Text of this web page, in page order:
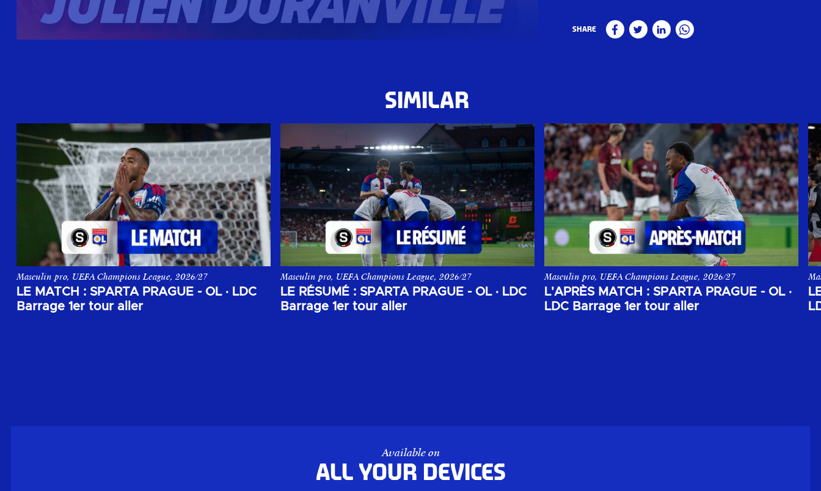
Share FacebookTwitterLinkedinWhatsApp
SIMILAR
LE MATCH : SPARTA PRAGUE - OL· LDC
Barrage 1er tour aller
Masculin pro, UEFA Champions League, 2026/27
Le match aller du 1er tour de barrage de la Champions League, opposant le Sparta Prague à l'Olympique Lyonnais.
LE RÉSUMÉ : SPARTA PRAGUE - OL· LDC
Barrage 1er tour aller
Masculin pro, UEFA Champions League, 2026/27
Le résumé du match aller du 1er tour de barrage de la Champions League, opposant le Sparta Prague à l'Olympique Lyonnais.
L'APRÈS MATCH : SPARTA PRAGUE - OL·
LDC Barrage 1er tour aller
Masculin pro, UEFA Champions League, 2026/27
L'après match aller du 1er tour de barrage de la Champions
Available on
All your devices